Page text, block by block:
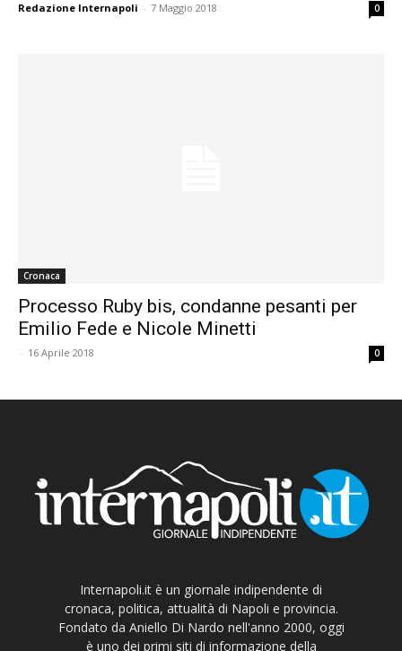
Redazione Internapoli - 7 Maggio 2018 0
Cronaca
Processo Ruby bis, condanne pesanti per
Emilio Fede e Nicole Minetti
- 16 Aprile 2018 0
Internapoli.it è un giornale indipendente di
cronaca, politica, attualità di Napoli e provincia.
Fondato da Aniello Di Nardo nell'anno 2000, oggi
è uno dei primi siti di informazione della